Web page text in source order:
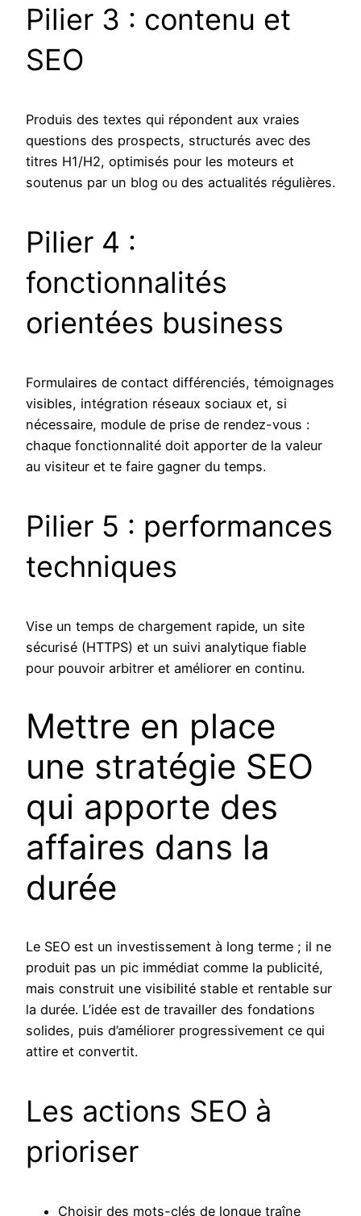
Pilier 3 : contenu et
SEO
Produis des textes qui répondent aux vraies
questions des prospects, structurés avec des
titres H1/H2, optimisés pour les moteurs et
soutenus par un blog ou des actualités régulières.
Pilier 4 :
fonctionnalités
orientées business
Formulaires de contact différenciés, témoignages
visibles, intégration réseaux sociaux et, si
nécessaire, module de prise de rendez-vous :
chaque fonctionnalité doit apporter de la valeur
au visiteur et te faire gagner du temps.
Pilier 5 : performances
techniques
Vise un temps de chargement rapide, un site
sécurisé (HTTPS) et un suivi analytique fiable
pour pouvoir arbitrer et améliorer en continu.
Mettre en place
une stratégie SEO
qui apporte des
affaires dans la
durée
Le SEO est un investissement à long terme ; il ne
produit pas un pic immédiat comme la publicité,
mais construit une visibilité stable et rentable sur
la durée. L’idée est de travailler des fondations
solides, puis d’améliorer progressivement ce qui
attire et convertit.
Les actions SEO à
prioriser
Choisir des mots-clés de longue traîne